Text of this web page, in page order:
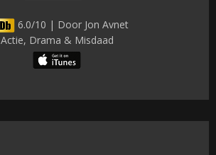
6.0/10 | Door Jon Avnet
Actie, Drama & Misdaad